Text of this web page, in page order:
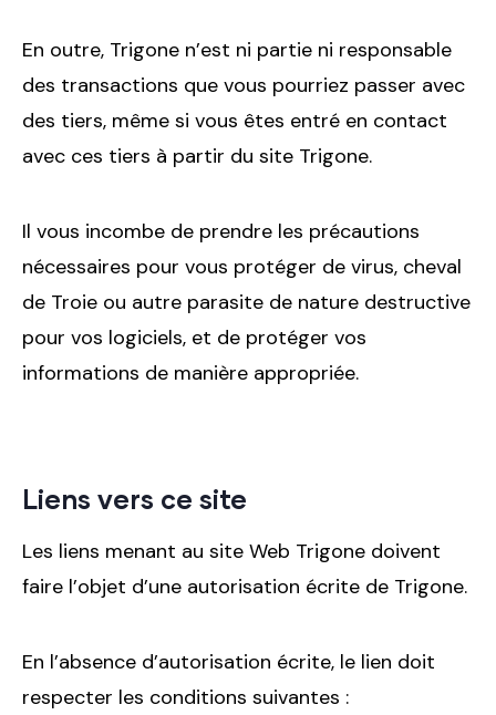
En outre, Trigone n’est ni partie ni responsable
des transactions que vous pourriez passer avec
des tiers, même si vous êtes entré en contact
avec ces tiers à partir du site Trigone.
Il vous incombe de prendre les précautions
nécessaires pour vous protéger de virus, cheval
de Troie ou autre parasite de nature destructive
pour vos logiciels, et de protéger vos
informations de manière appropriée.
Liens vers ce site
Les liens menant au site Web Trigone doivent
faire l’objet d’une autorisation écrite de Trigone.
En l’absence d’autorisation écrite, le lien doit
respecter les conditions suivantes :